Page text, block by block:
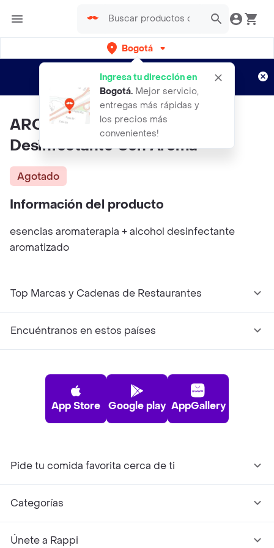
Bogotá
Ingresa tu dirección en
Bogotá. Mejor servicio,
entregas más rápidas y
los precios más
convenientes!
envíos gratis por semanas
Aplican TyC
AROMATERAPIA Kit Esencia +
Desinfectante Con Aroma
Agotado
Información del producto
esencias aromaterapia + alcohol desinfectante
aromatizado
Top Marcas y Cadenas de Restaurantes
Encuéntranos en estos países
App Store Google play AppGallery
Pide tu comida favorita cerca de ti
Categorías
Únete a Rappi